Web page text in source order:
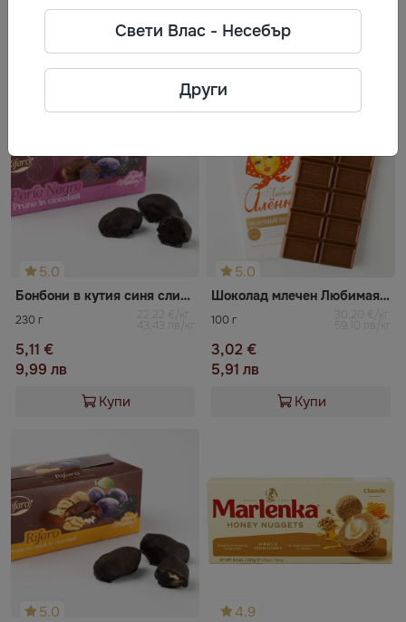
pag., Babītes nov., Латвия,
Често разглеждани
5.0
Бонбони в кутия cиня cлива в шоколад Rifero
230 г 22,22 €/кг
43,43 лв/кг
5,11 €
9,99 лв
Купи
5.0
Шоколад млечен Любимая Аленка
100 г 30,20 €/кг
59,10 лв/кг
3,02 €
5,91 лв
Купи
5.0 4.9
Свети Влас - Несебър
Други